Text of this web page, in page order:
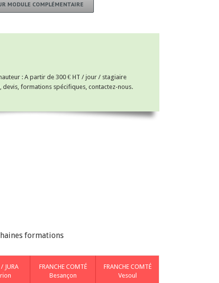
MODULE COMPLÉMENTAIRE
: A partir de 300 € HT / jour / stagiaire
formations spécifiques, contactez-nous.
formations
JURA
FRANCHE COMTÉ
Besançon
FRANCHE COMTÉ
Vesoul